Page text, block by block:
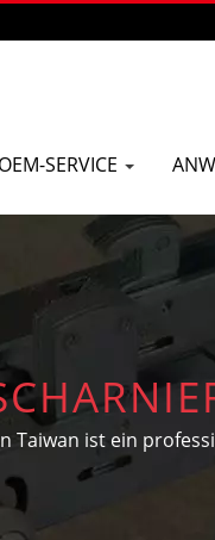
OEM-SERVICE
in Taiwan ist ein